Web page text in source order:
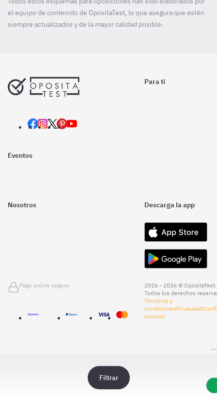
Filtrar
el equipo de contenido de OpositaTest, lo que asegura que estén
siempre actualizados y de la mayor calidad posible.
Para ti
Eventos
Nosotros Descarga la app
Pago online seguro
2016 - 2026 © OpositaTest.
Todos los derechos
Términos y
condicionesPrivacidad
cookies